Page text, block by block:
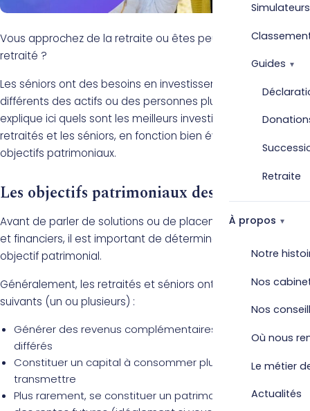
Simulateurs
Guides
Retraite
À propos
Notre
Nos
Nos
Où nous
Le métier
Actualités
Vous approchez de la retraite ou êtes peut-être déjà
retraité ?
Les séniors ont des besoins en investissement bien
différents des actifs ou des personnes plus jeunes. Je vous
explique ici quels sont les meilleurs investissements pour les
retraités et les séniors, en fonction bien évidemment de vos
objectifs patrimoniaux.
Les objectifs patrimoniaux des séniors
Avant de parler de solutions ou de placements immobiliers
et financiers, il est important de déterminer quel est votre
objectif patrimonial.
Généralement, les retraités et séniors ont les objectifs
suivants (un ou plusieurs) :
Générer des revenus complémentaires immédiats ou
différés
Constituer un capital à consommer plus tard ou à
transmettre
Plus rarement, se constituer un patrimoine pour générer